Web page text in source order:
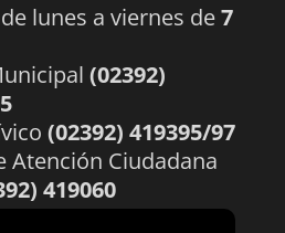
de lunes a viernes de7
(02392)
(02392) 419395/97
Atención Ciudadana
419060